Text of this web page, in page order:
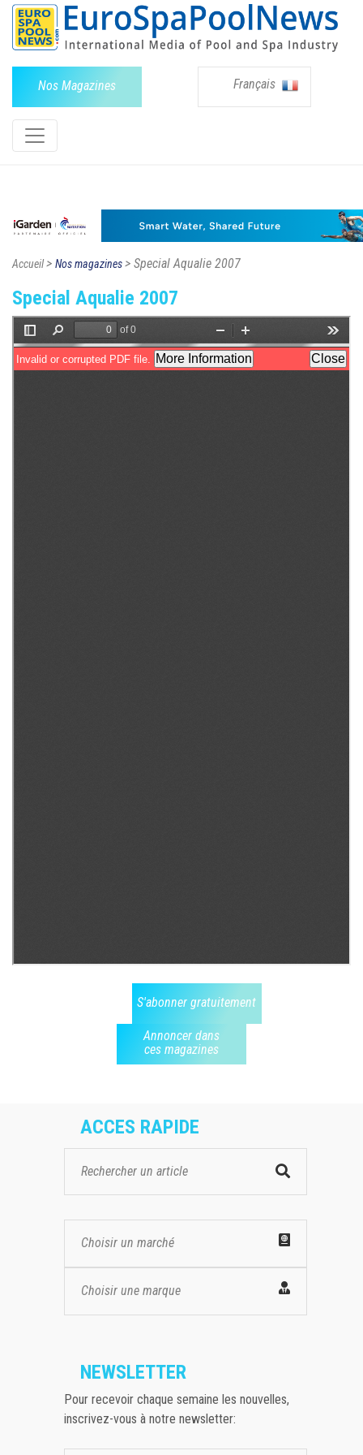
Nos Magazines Français
Accueil> Nos magazines> Special Aqualie 2007
Special Aqualie 2007
S'abonner gratuitement
Annoncer dans
ces magazines
ACCES RAPIDE
Choisir un marché
Choisir une marque
NEWSLETTER
Pour recevoir chaque semaine les nouvelles,
inscrivez-vous à notre newsletter: